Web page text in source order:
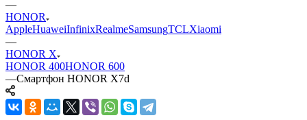
—
HONOR
AppleHuaweiInfinixRealmeSamsungTCLXiaomi
—
HONOR X
HONOR 400HONOR 600
—Смартфон HONOR X7d